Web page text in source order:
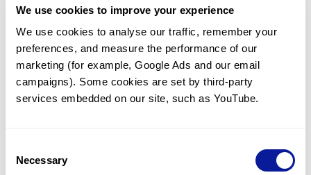
We use cookies to improve your experience
We use cookies to analyse our traffic, remember your
preferences, and measure the performance of our
marketing (for example, Google Ads and our email
campaigns). Some cookies are set by third-party
services embedded on our site, such as YouTube.
Selection
Necessary
임상유전학팀과 소통
궁금한 점을 임상유전학팀과 직접 논의 할 수 있습니다.
문의하기
미진단된 경우에 재분석을 통해 후속 케어를 받을 수 있습니다.